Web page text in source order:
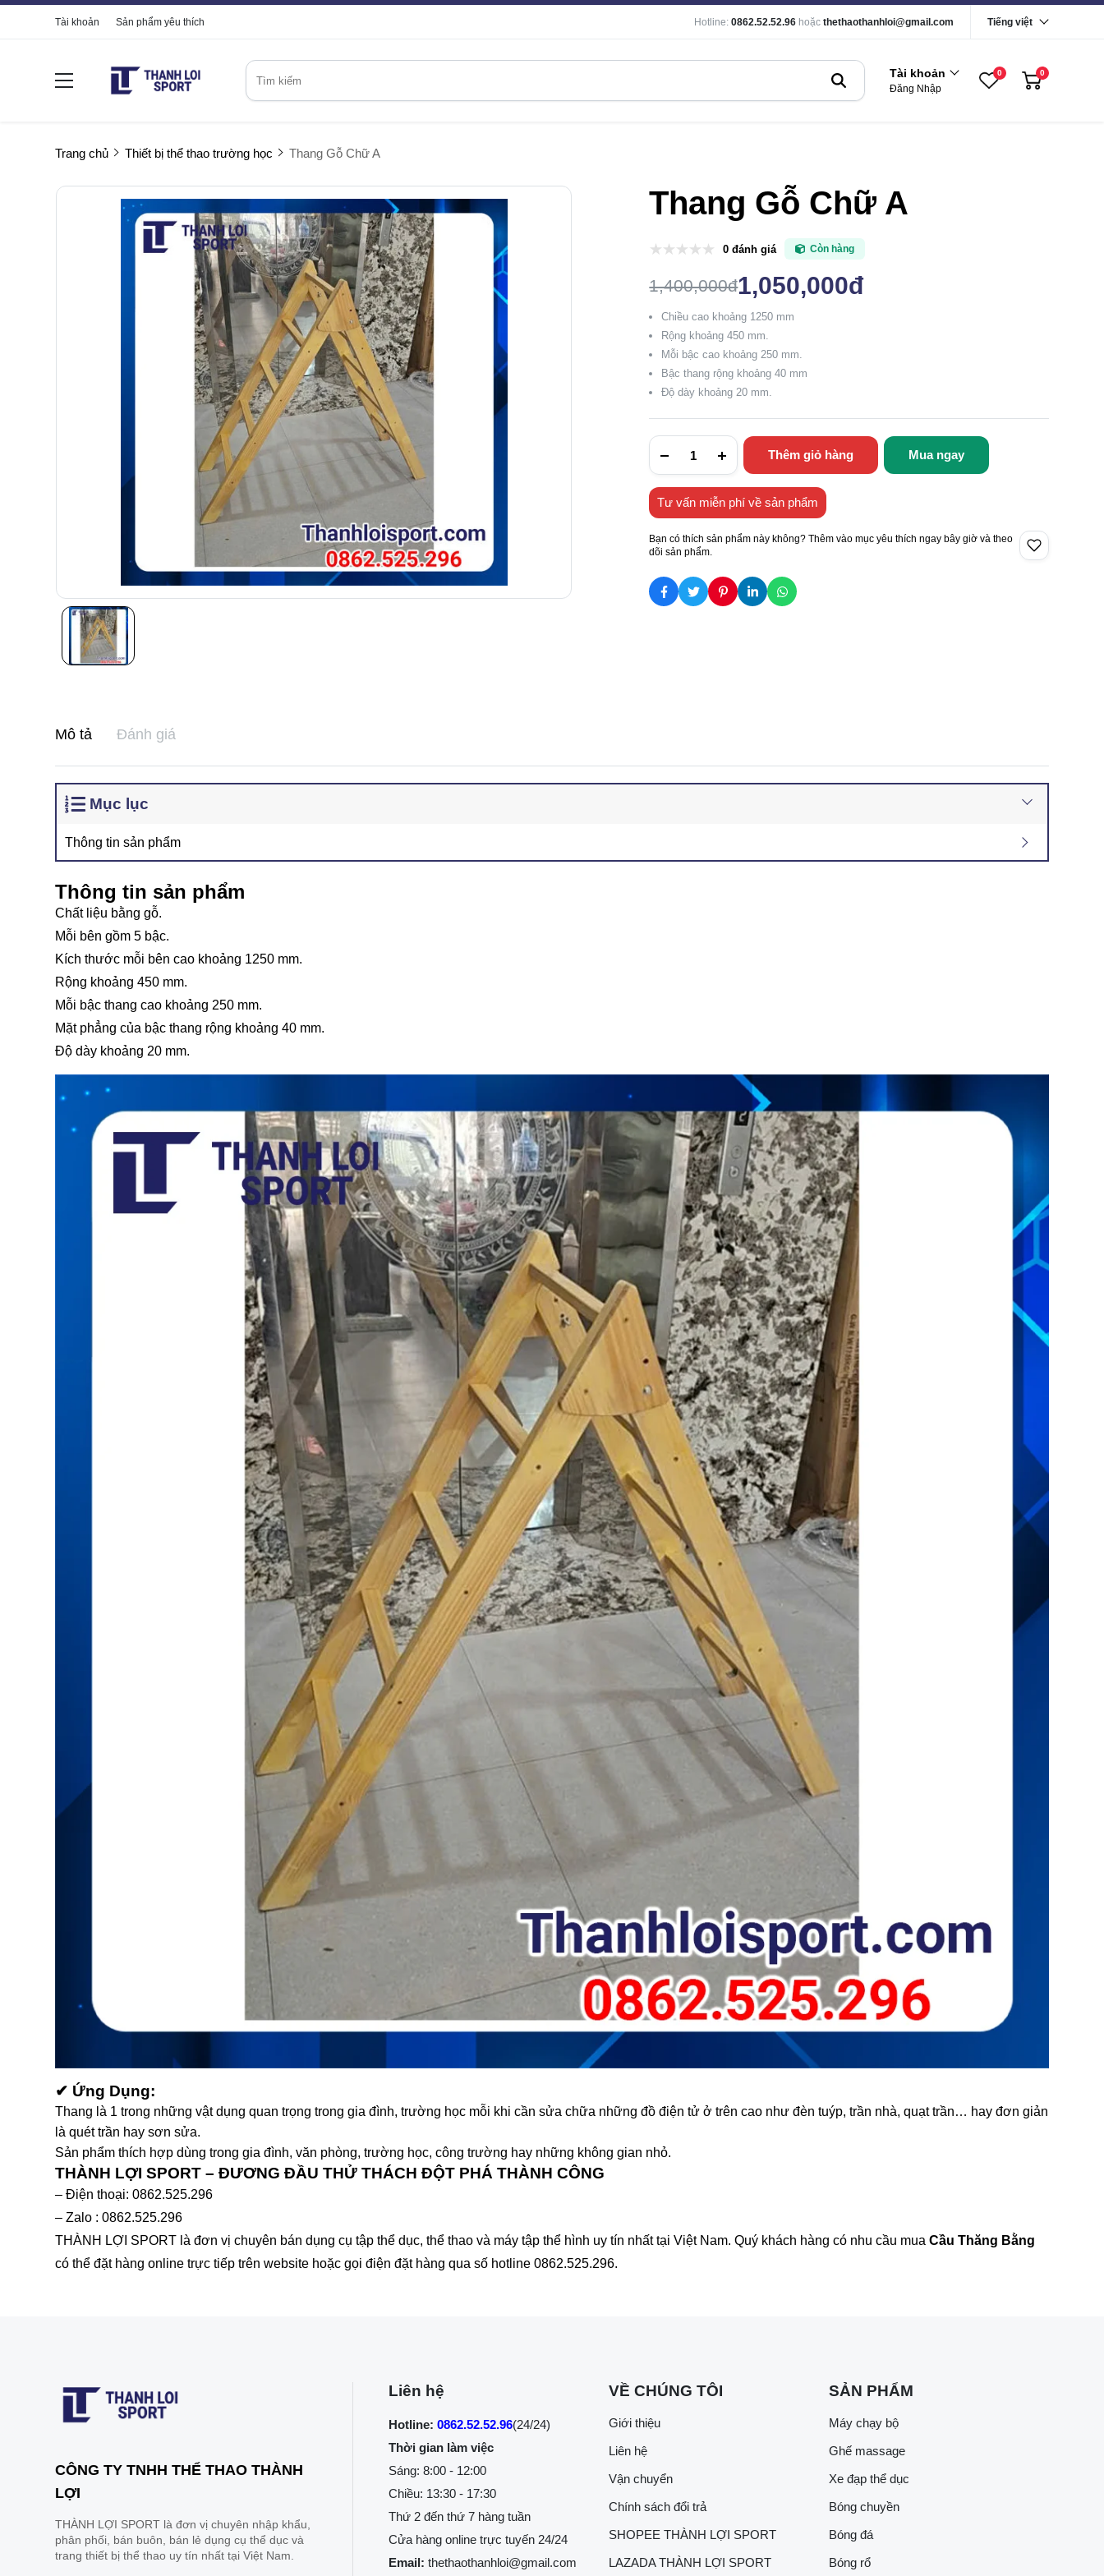
Tài khoản Sản phẩm yêu thích Hotline: 0862.52.52.96 hoặc thethaothanhloi@gmail.com Tiếng việt
Tài khoản
Đăng Nhập
0 0
Trang chủ Thiết bị thể thao trường học Thang Gỗ Chữ A
Thang Gỗ Chữ A
0 đánh giá Còn hàng
1,400,000đ1,050,000đ
Chiều cao khoảng 1250 mm
Rộng khoảng 450 mm.
Mỗi bậc cao khoảng 250 mm.
Bậc thang rộng khoảng 40 mm
Độ dày khoảng 20 mm.
Thêm giỏ hàng Mua ngay
Tư vấn miễn phí về sản phẩm
Bạn có thích sản phẩm này không? Thêm vào mục yêu thích ngay bây giờ và theo
dõi sản phẩm.
Mô tả Đánh giá
Mục lục
Thông tin sản phẩm
Thông tin sản phẩm
Chất liệu bằng gỗ.
Mỗi bên gồm 5 bậc.
Kích thước mỗi bên cao khoảng 1250 mm.
Rộng khoảng 450 mm.
Mỗi bậc thang cao khoảng 250 mm.
Mặt phẳng của bậc thang rộng khoảng 40 mm.
Độ dày khoảng 20 mm.
✔ Ứng Dụng:
Thang là 1 trong những vật dụng quan trọng trong gia đình, trường học mỗi khi cần sửa chữa những đồ điện tử ở trên cao như đèn tuýp, trần nhà, quạt trần… hay đơn giản
là quét trần hay sơn sửa.
Sản phẩm thích hợp dùng trong gia đình, văn phòng, trường học, công trường hay những không gian nhỏ.
THÀNH LỢI SPORT – ĐƯƠNG ĐẦU THỬ THÁCH ĐỘT PHÁ THÀNH CÔNG
– Điện thoại: 0862.525.296
– Zalo : 0862.525.296
THÀNH LỢI SPORT là đơn vị chuyên bán dụng cụ tập thể dục, thể thao và máy tập thể hình uy tín nhất tại Việt Nam. Quý khách hàng có nhu cầu mua Cầu Thăng Bằng
có thể đặt hàng online trực tiếp trên website hoặc gọi điện đặt hàng qua số hotline 0862.525.296.
CÔNG TY TNHH THỂ THAO THÀNH
LỢI
THÀNH LỢI SPORT là đơn vị chuyên nhập khẩu,
phân phối, bán buôn, bán lẻ dụng cụ thể dục và
trang thiết bị thể thao uy tín nhất tại Việt Nam.
Liên hệ
Hotline: 0862.52.52.96(24/24)
Thời gian làm việc
Sáng: 8:00 - 12:00
Chiều: 13:30 - 17:30
Thứ 2 đến thứ 7 hàng tuần
Cửa hàng online trực tuyến 24/24
Email: thethaothanhloi@gmail.com
VỀ CHÚNG TÔI
Giới thiệu
Liên hệ
Vận chuyển
Chính sách đổi trả
SHOPEE THÀNH LỢI SPORT
LAZADA THÀNH LỢI SPORT
SẢN PHẨM
Máy chạy bộ
Ghế massage
Xe đạp thể dục
Bóng chuyền
Bóng đá
Bóng rổ